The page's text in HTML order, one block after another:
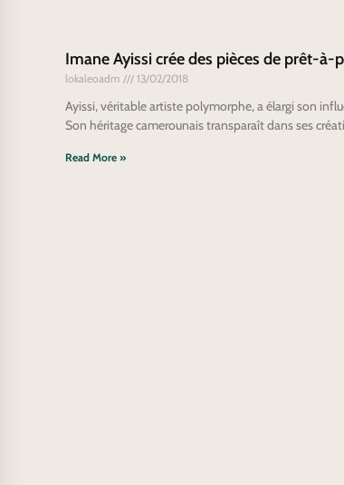
Imane Ayissi crée des pièces de prêt-
lokaleoadm 13/02/2018
Ayissi, véritable artiste polymorphe, a élargi son
Son héritage camerounais transparaît dans ses
Read More »